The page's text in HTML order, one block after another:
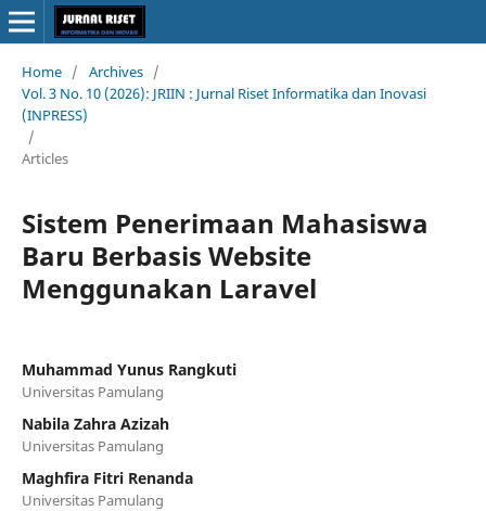
Home / Archives /
Vol. 3 No. 10 (2026): JRIIN : Jurnal Riset Informatika dan Inovasi
(INPRESS)
/
Articles
Sistem Penerimaan Mahasiswa
Baru Berbasis Website
Menggunakan Laravel
Muhammad Yunus Rangkuti
Universitas Pamulang
Nabila Zahra Azizah
Universitas Pamulang
Maghfira Fitri Renanda
Universitas Pamulang